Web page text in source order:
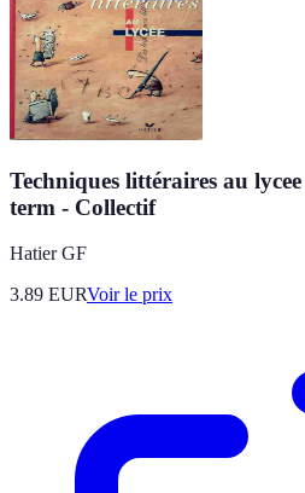
Techniques littéraires au
term - Collectif
Hatier GF
3.89 EURVoir le prix